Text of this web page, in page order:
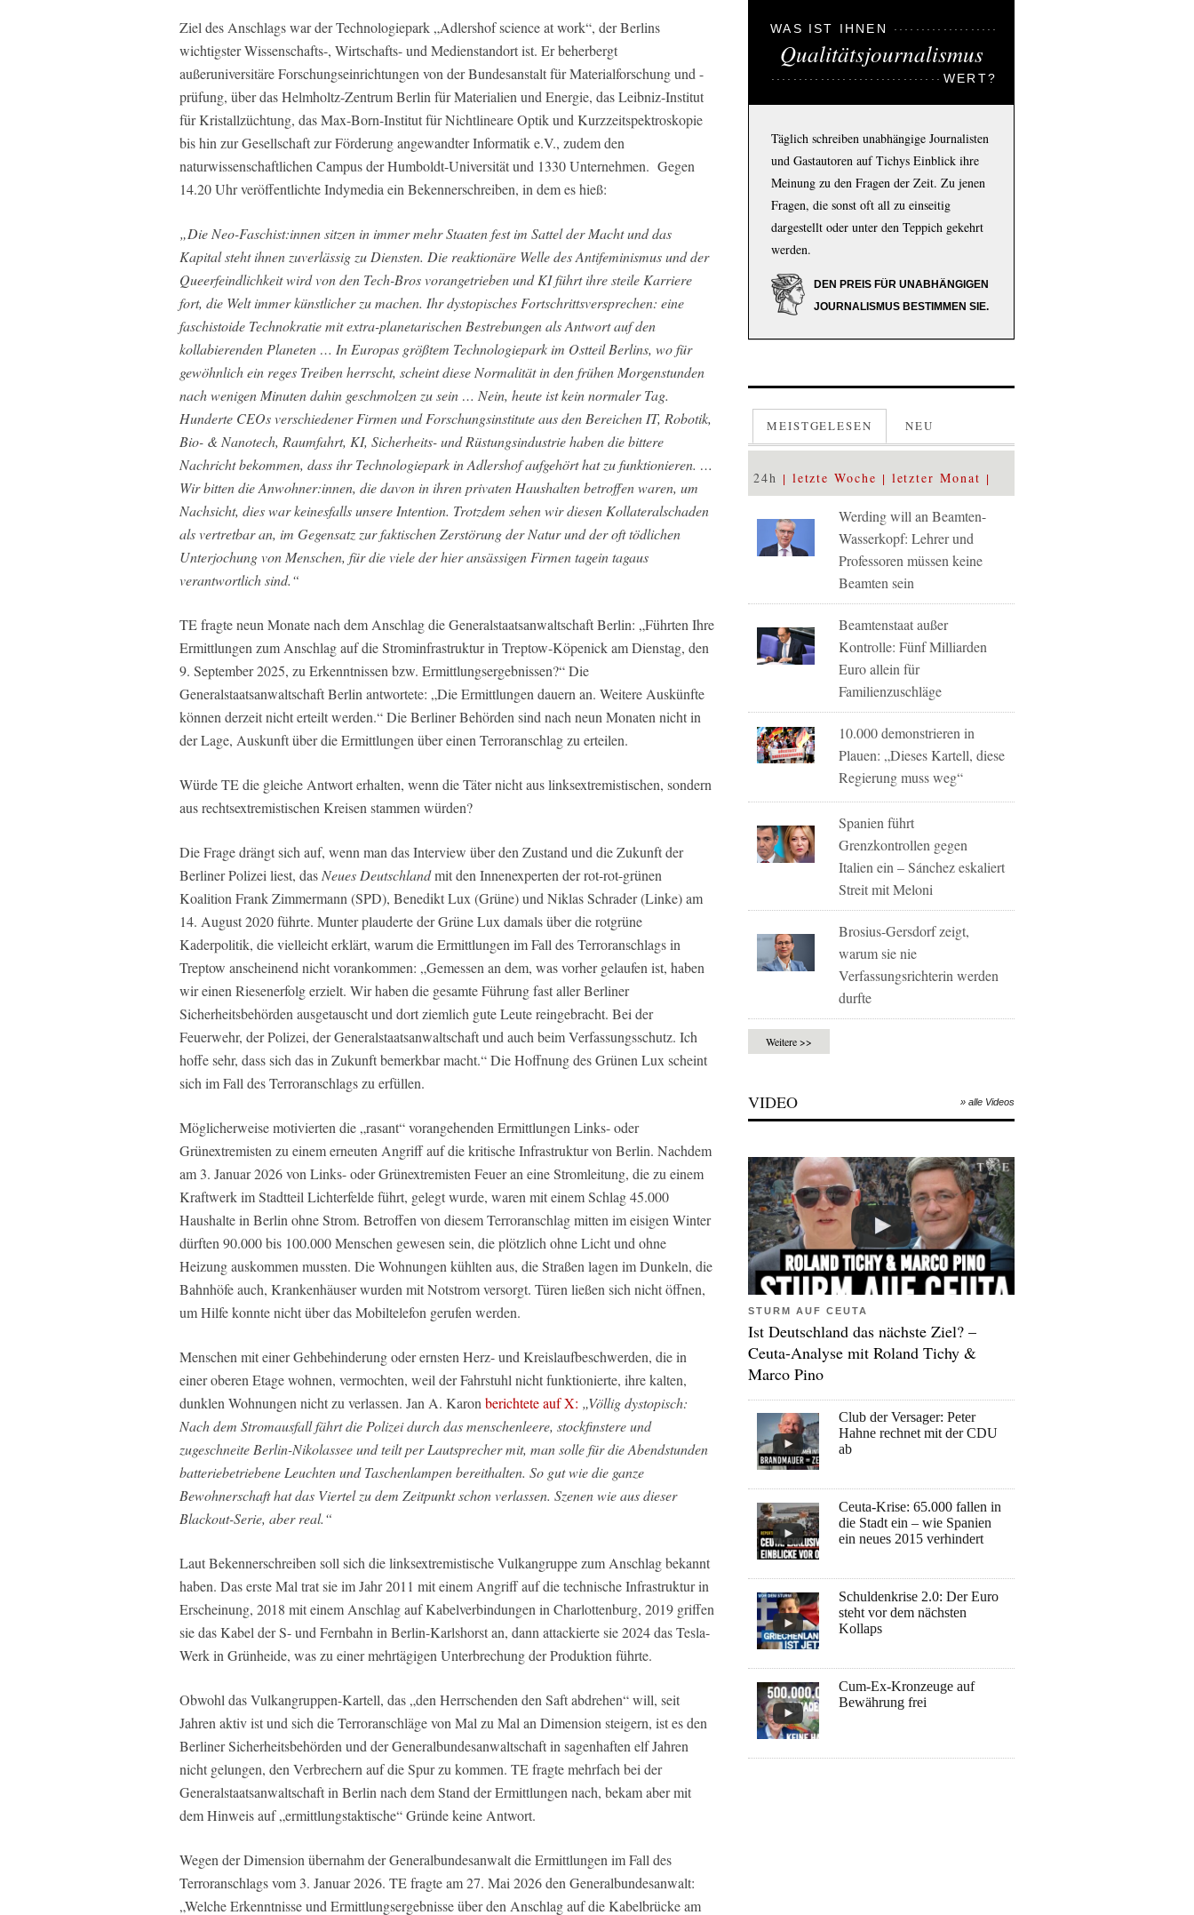
Ziel des Anschlags war der Technologiepark „Adlershof science at work“, der Berlins
wichtigster Wissenschafts-, Wirtschafts- und Medienstandort ist. Er beherbergt
außeruniversitäre Forschungseinrichtungen von der Bundesanstalt für Materialforschung und -
prüfung, über das Helmholtz-Zentrum Berlin für Materialien und Energie, das Leibniz-Institut
für Kristallzüchtung, das Max-Born-Institut für Nichtlineare Optik und Kurzzeitspektroskopie
bis hin zur Gesellschaft zur Förderung angewandter Informatik e.V., zudem den
naturwissenschaftlichen Campus der Humboldt-Universität und 1330 Unternehmen. Gegen
14.20 Uhr veröffentlichte Indymedia ein Bekennerschreiben, in dem es hieß:
„Die Neo-Faschist:innen sitzen in immer mehr Staaten fest im Sattel der Macht und das
Kapital steht ihnen zuverlässig zu Diensten. Die reaktionäre Welle des Antifeminismus und der
Queerfeindlichkeit wird von den Tech-Bros vorangetrieben und KI führt ihre steile Karriere
fort, die Welt immer künstlicher zu machen. Ihr dystopisches Fortschrittsversprechen: eine
faschistoide Technokratie mit extra-planetarischen Bestrebungen als Antwort auf den
kollabierenden Planeten … In Europas größtem Technologiepark im Ostteil Berlins, wo für
gewöhnlich ein reges Treiben herrscht, scheint diese Normalität in den frühen Morgenstunden
nach wenigen Minuten dahin geschmolzen zu sein … Nein, heute ist kein normaler Tag.
Hunderte CEOs verschiedener Firmen und Forschungsinstitute aus den Bereichen IT, Robotik,
Bio- & Nanotech, Raumfahrt, KI, Sicherheits- und Rüstungsindustrie haben die bittere
Nachricht bekommen, dass ihr Technologiepark in Adlershof aufgehört hat zu funktionieren. …
Wir bitten die Anwohner:innen, die davon in ihren privaten Haushalten betroffen waren, um
Nachsicht, dies war keinesfalls unsere Intention. Trotzdem sehen wir diesen Kollateralschaden
als vertretbar an, im Gegensatz zur faktischen Zerstörung der Natur und der oft tödlichen
Unterjochung von Menschen, für die viele der hier ansässigen Firmen tagein tagaus
verantwortlich sind.“
TE fragte neun Monate nach dem Anschlag die Generalstaatsanwaltschaft Berlin: „Führten Ihre
Ermittlungen zum Anschlag auf die Strominfrastruktur in Treptow-Köpenick am Dienstag, den
9. September 2025, zu Erkenntnissen bzw. Ermittlungsergebnissen?“ Die
Generalstaatsanwaltschaft Berlin antwortete: „Die Ermittlungen dauern an. Weitere Auskünfte
können derzeit nicht erteilt werden.“ Die Berliner Behörden sind nach neun Monaten nicht in
der Lage, Auskunft über die Ermittlungen über einen Terroranschlag zu erteilen.
Würde TE die gleiche Antwort erhalten, wenn die Täter nicht aus linksextremistischen, sondern
aus rechtsextremistischen Kreisen stammen würden?
Die Frage drängt sich auf, wenn man das Interview über den Zustand und die Zukunft der
Berliner Polizei liest, das Neues Deutschlandmit den Innenexperten der rot-rot-grünen
Koalition Frank Zimmermann (SPD), Benedikt Lux (Grüne) und Niklas Schrader (Linke) am
14. August 2020 führte. Munter plauderte der Grüne Lux damals über die rotgrüne
Kaderpolitik, die vielleicht erklärt, warum die Ermittlungen im Fall des Terroranschlags in
Treptow anscheinend nicht vorankommen: „Gemessen an dem, was vorher gelaufen ist, haben
wir einen Riesenerfolg erzielt. Wir haben die gesamte Führung fast aller Berliner
Sicherheitsbehörden ausgetauscht und dort ziemlich gute Leute reingebracht. Bei der
Feuerwehr, der Polizei, der Generalstaatsanwaltschaft und auch beim Verfassungsschutz. Ich
hoffe sehr, dass sich das in Zukunft bemerkbar macht.“ Die Hoffnung des Grünen Lux scheint
sich im Fall des Terroranschlags zu erfüllen.
Möglicherweise motivierten die „rasant“ vorangehenden Ermittlungen Links- oder
Grünextremisten zu einem erneuten Angriff auf die kritische Infrastruktur von Berlin. Nachdem
am 3. Januar 2026 von Links- oder Grünextremisten Feuer an eine Stromleitung, die zu einem
Kraftwerk im Stadtteil Lichterfelde führt, gelegt wurde, waren mit einem Schlag 45.000
Haushalte in Berlin ohne Strom. Betroffen von diesem Terroranschlag mitten im eisigen Winter
dürften 90.000 bis 100.000 Menschen gewesen sein, die plötzlich ohne Licht und ohne
Heizung auskommen mussten. Die Wohnungen kühlten aus, die Straßen lagen im Dunkeln, die
Bahnhöfe auch, Krankenhäuser wurden mit Notstrom versorgt. Türen ließen sich nicht öffnen,
um Hilfe konnte nicht über das Mobiltelefon gerufen werden.
Menschen mit einer Gehbehinderung oder ernsten Herz- und Kreislaufbeschwerden, die in
einer oberen Etage wohnen, vermochten, weil der Fahrstuhl nicht funktionierte, ihre kalten,
dunklen Wohnungen nicht zu verlassen. Jan A. Karon berichtete auf X: „Völlig dystopisch:
Nach dem Stromausfall fährt die Polizei durch das menschenleere, stockfinstere und
zugeschneite Berlin-Nikolassee und teilt per Lautsprecher mit, man solle für die Abendstunden
batteriebetriebene Leuchten und Taschenlampen bereithalten. So gut wie die ganze
Bewohnerschaft hat das Viertel zu dem Zeitpunkt schon verlassen. Szenen wie aus dieser
Blackout-Serie, aber real.“
Laut Bekennerschreiben soll sich die linksextremistische Vulkangruppe zum Anschlag bekannt
haben. Das erste Mal trat sie im Jahr 2011 mit einem Angriff auf die technische Infrastruktur in
Erscheinung, 2018 mit einem Anschlag auf Kabelverbindungen in Charlottenburg, 2019 griffen
sie das Kabel der S- und Fernbahn in Berlin-Karlshorst an, dann attackierte sie 2024 das Tesla-
Werk in Grünheide, was zu einer mehrtägigen Unterbrechung der Produktion führte.
Obwohl das Vulkangruppen-Kartell, das „den Herrschenden den Saft abdrehen“ will, seit
Jahren aktiv ist und sich die Terroranschläge von Mal zu Mal an Dimension steigern, ist es den
Berliner Sicherheitsbehörden und der Generalbundesanwaltschaft in sagenhaften elf Jahren
nicht gelungen, den Verbrechern auf die Spur zu kommen. TE fragte mehrfach bei der
Generalstaatsanwaltschaft in Berlin nach dem Stand der Ermittlungen nach, bekam aber mit
dem Hinweis auf „ermittlungstaktische“ Gründe keine Antwort.
Wegen der Dimension übernahm der Generalbundesanwalt die Ermittlungen im Fall des
Terroranschlags vom 3. Januar 2026. TE fragte am 27. Mai 2026 den Generalbundesanwalt:
„Welche Erkenntnisse und Ermittlungsergebnisse über den Anschlag auf die Kabelbrücke am
WAS IST IHNEN
Qualitätsjournalismus
WERT?
Täglich schreiben unabhängige Journalisten
und Gastautoren auf Tichys Einblick ihre
Meinung zu den Fragen der Zeit. Zu jenen
Fragen, die sonst oft all zu einseitig
dargestellt oder unter den Teppich gekehrt
werden.
DEN PREIS FÜR UNABHÄNGIGEN
JOURNALISMUS BESTIMMEN SIE.
MEISTGELESEN NEU
24h letzte Woche letzter Monat
Werding will an Beamten-
Wasserkopf: Lehrer und
Professoren müssen keine
Beamten sein
Beamtenstaat außer
Kontrolle: Fünf Milliarden
Euro allein für
Familienzuschläge
10.000 demonstrieren in
Plauen: „Dieses Kartell, diese
Regierung muss weg“
Spanien führt
Grenzkontrollen gegen
Italien ein – Sánchez eskaliert
Streit mit Meloni
Brosius-Gersdorf zeigt,
warum sie nie
Verfassungsrichterin werden
durfte
Weitere >>
VIDEO » alle Videos
STURM AUF CEUTA
Ist Deutschland das nächste Ziel? –
Ceuta-Analyse mit Roland Tichy &
Marco Pino
Club der Versager: Peter
Hahne rechnet mit der CDU
ab
Ceuta-Krise: 65.000 fallen in
die Stadt ein – wie Spanien
ein neues 2015 verhindert
Schuldenkrise 2.0: Der Euro
steht vor dem nächsten
Kollaps
Cum-Ex-Kronzeuge auf
Bewährung frei